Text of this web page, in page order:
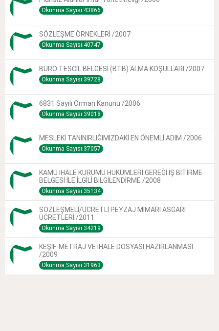
Okunma Sayısı:43866
SÖZLEŞME ÖRNEKLERİ /2007
Okunma Sayısı:40747
BÜRO TESCİL BELGESİ (BTB) ALMA KOŞULLARI /2007
Okunma Sayısı:39728
6831 Sayılı Orman Kanunu /2006
Okunma Sayısı:39018
MESLEKİ TANINIRLIĞIMIZDAKİ EN ÖNEMLİ ADIM /2006
Okunma Sayısı:37057
KAMU İHALE KURUMU HÜKÜMLERİ GEREĞİ İŞ BİTİRME
BELGESİ İLE İLGİLİ BİLGİLENDİRME /2008
Okunma Sayısı:35134
SÖZLEŞMELİ/ÜCRETLİ PEYZAJ MİMARI ASGARİ
ÜCRETLERİ /2011
Okunma Sayısı:34219
KEŞİF-METRAJ VE İHALE DOSYASI HAZIRLANMASI
/2009
Okunma Sayısı:31963